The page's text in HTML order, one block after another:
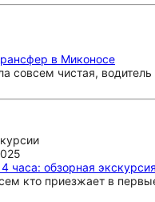
в Миконосе
совсем чистая,
часа: обзорная
кто приезжает в